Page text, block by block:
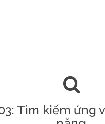
Tìm kiếm ứng